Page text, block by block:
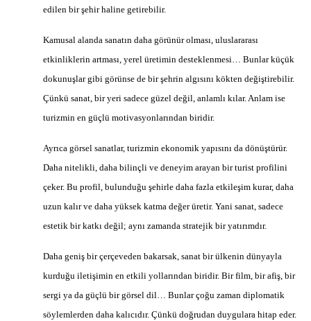
edilen bir şehir haline getirebilir.
Kamusal alanda sanatın daha görünür olması, uluslararası
etkinliklerin artması, yerel üretimin desteklenmesi… Bunlar küçük
dokunuşlar gibi görünse de bir şehrin algısını kökten değiştirebilir.
Çünkü sanat, bir yeri sadece güzel değil, anlamlı kılar. Anlam ise
turizmin en güçlü motivasyonlarından biridir.
Ayrıca görsel sanatlar, turizmin ekonomik yapısını da dönüştürür.
Daha nitelikli, daha bilinçli ve deneyim arayan bir turist profilini
çeker. Bu profil, bulunduğu şehirle daha fazla etkileşim kurar, daha
uzun kalır ve daha yüksek katma değer üretir. Yani sanat, sadece
estetik bir katkı değil; aynı zamanda stratejik bir yatırımdır.
Daha geniş bir çerçeveden bakarsak, sanat bir ülkenin dünyayla
kurduğu iletişimin en etkili yollarından biridir. Bir film, bir afiş, bir
sergi ya da güçlü bir görsel dil… Bunlar çoğu zaman diplomatik
söylemlerden daha kalıcıdır. Çünkü doğrudan duygulara hitap eder.